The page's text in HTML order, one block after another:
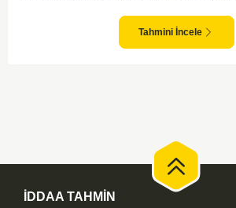
bozulmayabilir ancak her iki takım da gol atmak için
İki tarafın da savunmada dikkatli olması maçın
Tahmini İncele
İDDAA TAHMİN